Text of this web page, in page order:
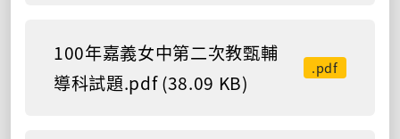
100年嘉義女中第二次教甄輔
導科試題.pdf (38.09 KB)
.pdf